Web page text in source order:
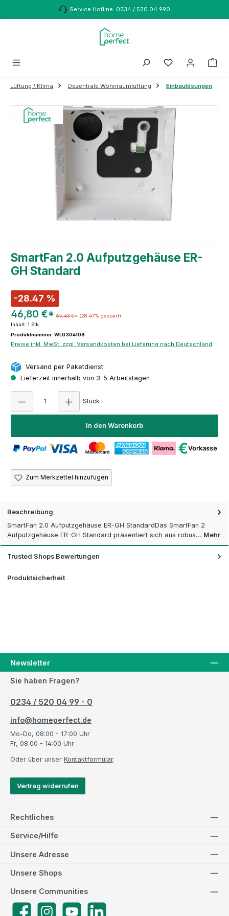
Zum Hauptinhalt springenService Hotline: 0234 / 520 04 990
Lüftung / Klima Dezentrale Wohnraumlüftung Einbaulösungen
Bildergalerie überspringen
SmartFan 2.0 Aufputzgehäuse ER-
GH Standard
-28.47 %
46,80 €* 65,43 €* (28.47% gespart)
Inhalt: 1 Stk.
Produktnummer: WL0304108
Preise inkl. MwSt. zzgl. Versandkosten bei Lieferung nach Deutschland
Versand per Paketdienst
Lieferzeit innerhalb von 3-5 Arbeitstagen
Stück
In den Warenkorb
Zum Merkzettel hinzufügen
Beschreibung
SmartFan 2.0 Aufputzgehäuse ER-GH StandardDas SmartFan 2
Aufputzgehäuse ER-GH Standard präsentiert sich aus robus… Mehr
Trusted Shops Bewertungen
Produktsicherheit
Newsletter
Sie haben Fragen?
0234 / 520 04 99 - 0
info@homeperfect.de
Mo-Do, 08:00 - 17:00 Uhr
Fr, 08:00 - 14:00 Uhr
Oder über unser Kontaktformular.
Vertrag widerrufen
Rechtliches
Service/Hilfe
Unsere Adresse
Unsere Communities
Unsere Shops